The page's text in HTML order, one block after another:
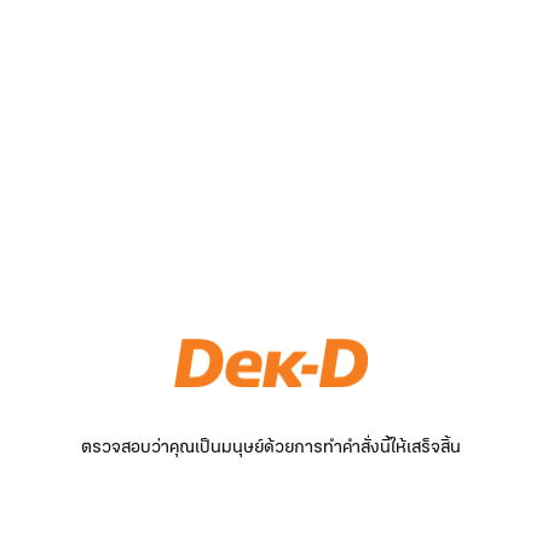
ตรวจสอบว่าคุณเป็นมนุษย์ด้วยการทำคำสั่งนี้ให้เสร็จสิ้น